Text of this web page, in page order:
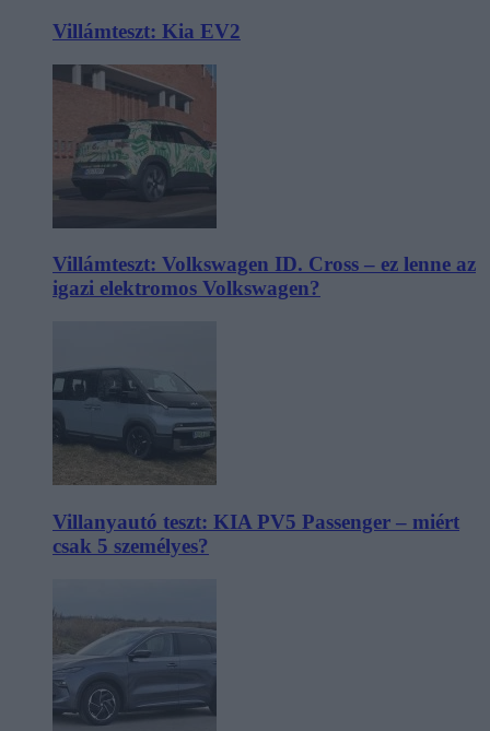
Villámteszt: Kia EV2
Villámteszt: Volkswagen ID. Cross – ez lenne az
igazi elektromos Volkswagen?
Villanyautó teszt: KIA PV5 Passenger – miért
csak 5 személyes?